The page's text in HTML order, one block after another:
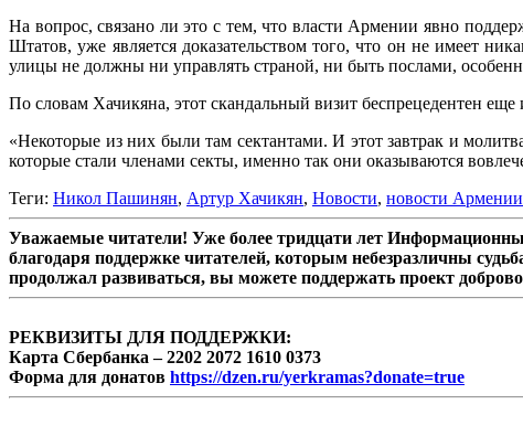
На вопрос, связано ли это с тем, что власти Армении явно
Штатов, уже является доказательством того, что он не имеет
улицы не должны ни управлять страной, ни быть послами,
По словам Хачикяна, этот скандальный визит беспрецедентен еще
«Некоторые из них были там сектантами. И этот завтрак и
которые стали членами секты, именно так они оказываются
Теги: Никол Пашинян, Артур Хачикян, Новости, новости Армении
Уважаемые читатели! Уже более тридцати лет
благодаря поддержке читателей, которым небезразличны
продолжал развиваться, вы можете поддержать проект
РЕКВИЗИТЫ ДЛЯ ПОДДЕРЖКИ:
Карта Сбербанка – 2202 2072 1610 0373
Форма для донатов https://dzen.ru/yerkramas?donate=true